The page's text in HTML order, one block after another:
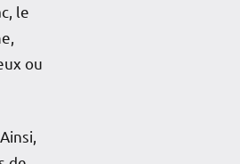
le
ou